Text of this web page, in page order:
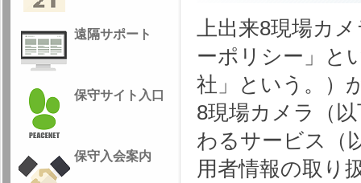
上出来8現場カ
ーポリシー」と
社」という。）
8現場カメラ（
わるサービス（
用者情報の取り
遠隔サポート
保守サイト入口
保守入会案内